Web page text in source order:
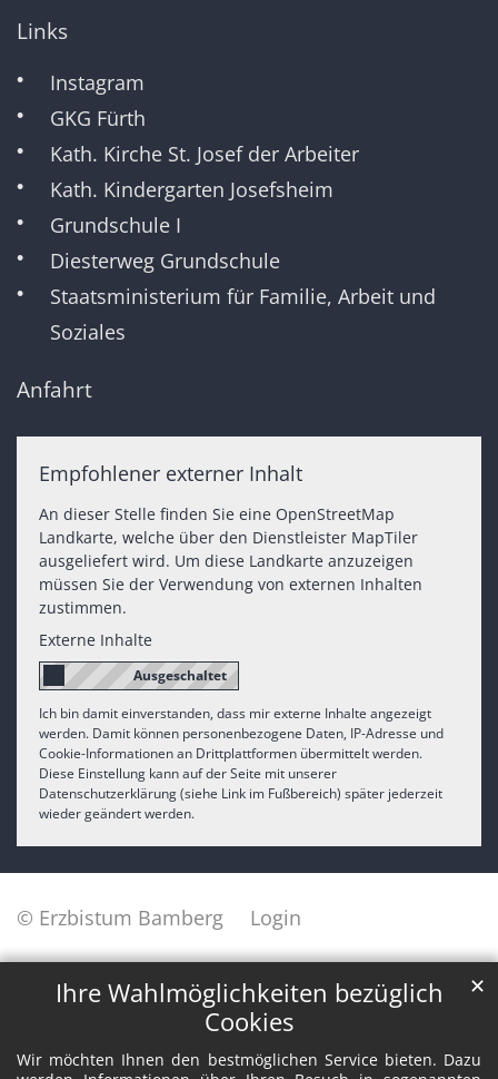
Ihre Wahlmöglichkeiten bezüglich
Cookies
Wir möchten Ihnen den bestmöglichen Service bieten. Dazu
✕
Links
Instagram
GKG Fürth
Kath. Kirche St. Josef der Arbeiter
Kath. Kindergarten Josefsheim
Grundschule I
Diesterweg Grundschule
Staatsministerium für Familie, Arbeit und
Soziales
Anfahrt
Empfohlener externer Inhalt
An dieser Stelle finden Sie eine OpenStreetMap
Landkarte, welche über den Dienstleister MapTiler
ausgeliefert wird. Um diese Landkarte anzuzeigen
müssen Sie der Verwendung von externen Inhalten
zustimmen.
Externe Inhalte
Ich bin damit einverstanden, dass mir externe Inhalte angezeigt
werden. Damit können personenbezogene Daten, IP-Adresse und
Cookie-Informationen an Drittplattformen übermittelt werden.
Diese Einstellung kann auf der Seite mit unserer
Datenschutzerklärung (siehe Link im Fußbereich) später jederzeit
wieder geändert werden.
© Erzbistum Bamberg Login